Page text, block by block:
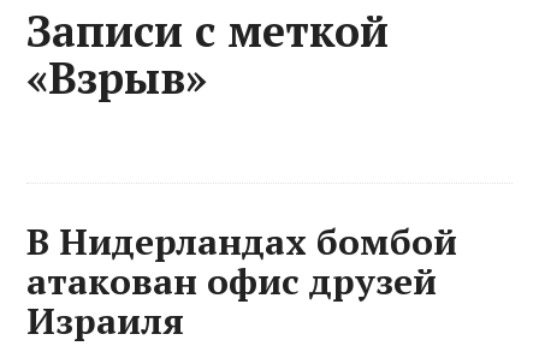
Записи с меткой
«Взрыв»
В Нидерландах бомбой
атакован офис друзей
Израиля